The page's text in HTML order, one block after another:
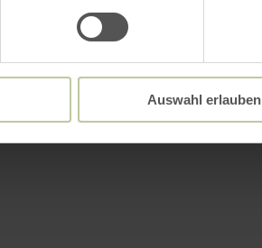
Auswahl erlauben